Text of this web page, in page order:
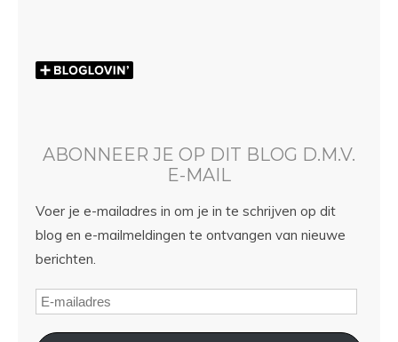
ABONNEER JE OP DIT BLOG D.M.V.
E-MAIL
Voer je e-mailadres in om je in te schrijven op dit
blog en e-mailmeldingen te ontvangen van nieuwe
berichten.